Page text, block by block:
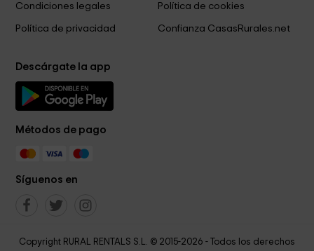
Condiciones legales
Política de cookies
Política de privacidad Confianza CasasRurales.net
Descárgate la app
Métodos de pago
Síguenos en
Copyright RURAL RENTALS S.L. © 2015-2026 - Todos los derechos